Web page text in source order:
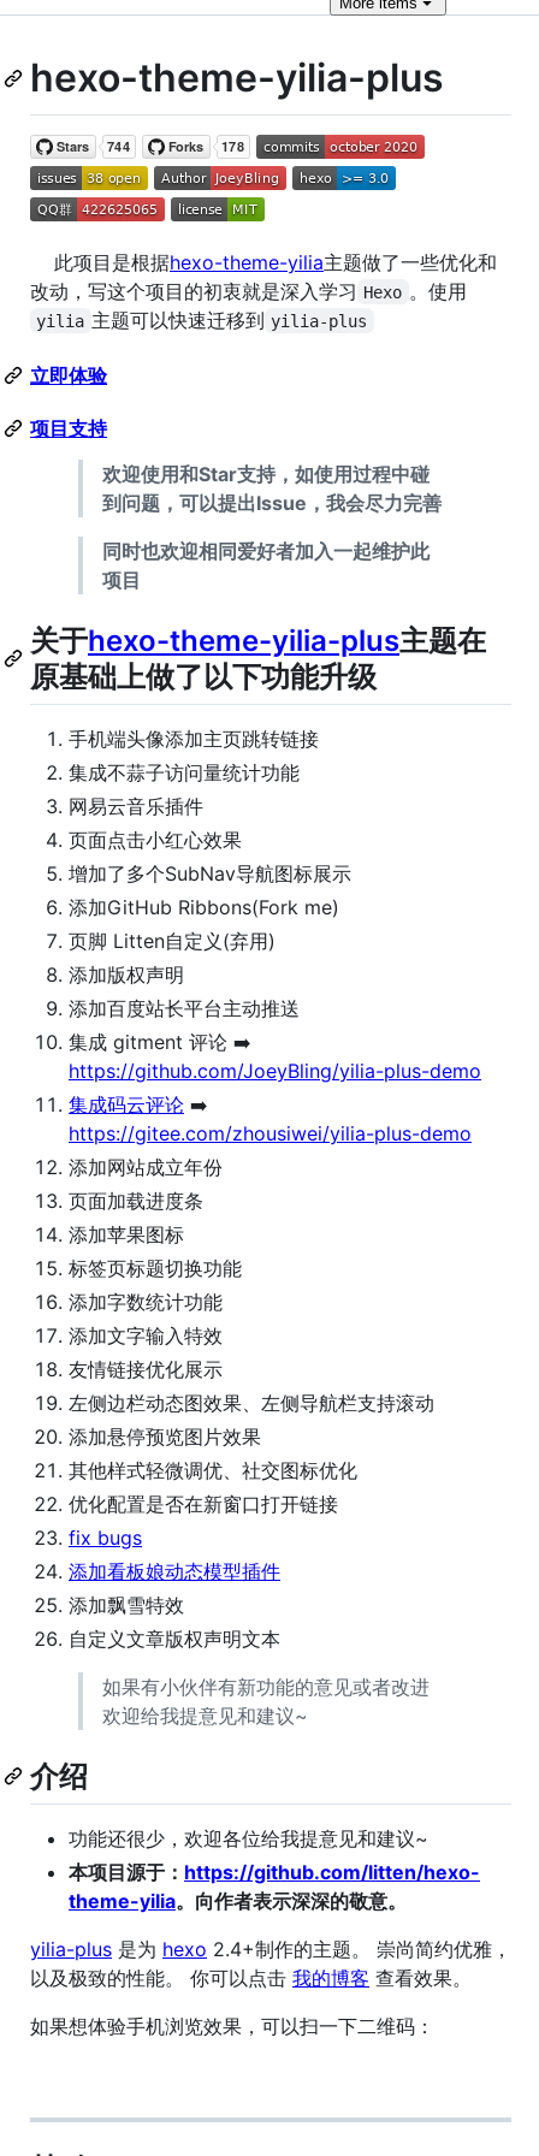
hexo-theme-yilia-plus
此项目是根据hexo-theme-yilia主题做了一些优化和
改动，写这个项目的初衷就是深入学习 Hexo 。使用
yilia 主题可以快速迁移到 yilia-plus
立即体验
项目支持
欢迎使用和Star支持，如使用过程中碰
到问题，可以提出Issue，我会尽力完善
同时也欢迎相同爱好者加入一起维护此
项目
关于hexo-theme-yilia-plus主题在
原基础上做了以下功能升级
手机端头像添加主页跳转链接
集成不蒜子访问量统计功能
网易云音乐插件
页面点击小红心效果
增加了多个SubNav导航图标展示
添加GitHub Ribbons(Fork me)
页脚 Litten自定义(弃用)
添加版权声明
添加百度站长平台主动推送
集成 gitment 评论 ➡️
https://github.com/JoeyBling/yilia-plus-demo
集成码云评论 ➡️
https://gitee.com/zhousiwei/yilia-plus-demo
添加网站成立年份
页面加载进度条
添加苹果图标
标签页标题切换功能
添加字数统计功能
添加文字输入特效
友情链接优化展示
左侧边栏动态图效果、左侧导航栏支持滚动
添加悬停预览图片效果
其他样式轻微调优、社交图标优化
优化配置是否在新窗口打开链接
fix bugs
添加看板娘动态模型插件
添加飘雪特效
自定义文章版权声明文本
如果有小伙伴有新功能的意见或者改进
欢迎给我提意见和建议~
介绍
功能还很少，欢迎各位给我提意见和建议~
本项目源于： https://github.com/litten/hexo-
theme-yilia。向作者表示深深的敬意。
yilia-plus 是为 hexo 2.4+制作的主题。 崇尚简约优雅，
以及极致的性能。 你可以点击 我的博客 查看效果。
如果想体验手机浏览效果，可以扫一下二维码：